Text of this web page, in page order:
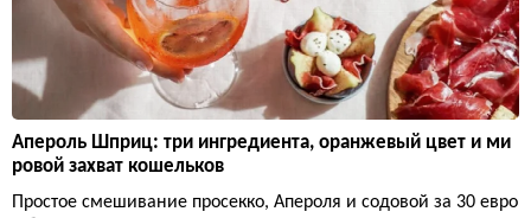
Апероль Шприц: три ингредиента, оранжевый цвет и ми
ровой захват кошельков
Простое смешивание просекко, Апероля и содовой за 30 евро